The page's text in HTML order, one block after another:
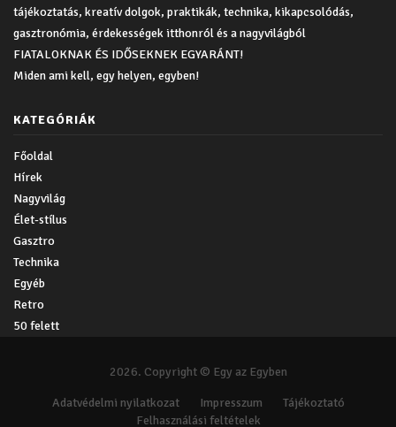
tájékoztatás, kreatív dolgok, praktikák, technika, kikapcsolódás,
gasztronómia, érdekességek itthonról és a nagyvilágból
FIATALOKNAK ÉS IDŐSEKNEK EGYARÁNT!
Miden ami kell, egy helyen, egyben!
KATEGÓRIÁK
Főoldal
Hírek
Nagyvilág
Élet-stílus
Gasztro
Technika
Egyéb
Retro
50 felett
2026. Copyright © Egy az Egyben
Adatvédelmi nyilatkozat Impresszum
Tájékoztató
Felhasználási feltételek